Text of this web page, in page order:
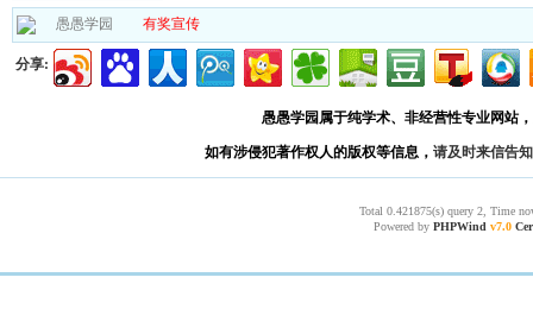
愚愚学园 有奖宣传
分享:
愚愚学园属于纯学术、非经营性专业网站
如有涉侵犯著作权人的版权等信息， 请及时来信告知
Total 0.421875(s) query 2, Time
Powered by PHPWind v7.0